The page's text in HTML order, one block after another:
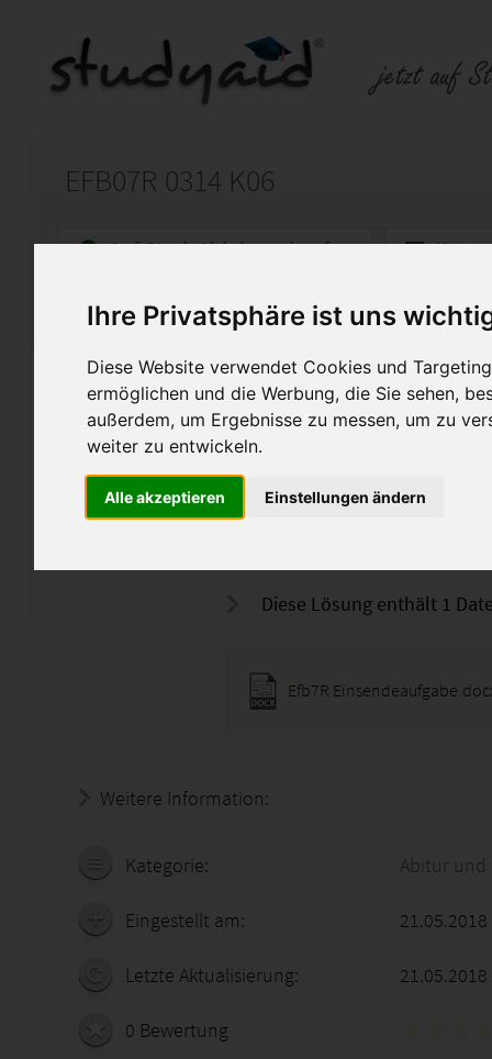
Ihre Privatsphäre ist uns
Diese Website verwendet Cookies und
ermöglichen und die Werbung, die Sie sehen,
außerdem, um Ergebnisse zu messen, um zu
weiter zu entwickeln.
Alle akzeptieren Einstellungen ändern
EFB07R 0314 K06
Auf StudyAid.de verkaufen
Startseite Abitur und Hochschule
Englisch für den Beruf 7
Diese von mir selbst
bewertet und dient lediglich
kopieren untersagt und
Note 6 führen.
Diese Lösung enthält 1
Efb7R
Weitere Information:
Kategorie: Abitur und
Eingestellt am:
Letzte Aktualisierung: 21.05.2018
0 Bewertung